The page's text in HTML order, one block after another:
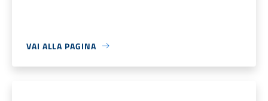
VAI ALLA PAGINA